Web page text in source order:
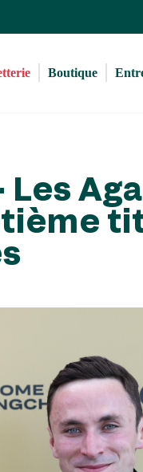
au
principal
Boutique